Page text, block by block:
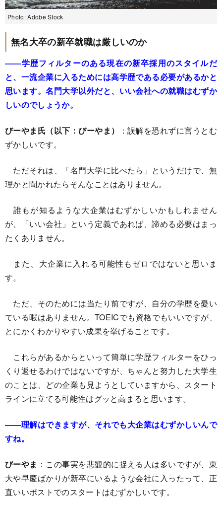
Photo: Adobe Stock
無名大卒の新卒就職は厳しいのか
――学歴フィルターのある現在の新卒採用のスタイルだ
と、一流企業に入るためには高学歴である必要があるかと
思います。名門大学以外だと、いい会社への就職はむずか
しいのでしょうか。
びーやま氏（以下：びーやま）
：誤解を恐れずに言うとむ
ずかしいです。
ただそれは、「名門大学に比べたら」というだけで、無
理かと聞かれたらそんなことはありません。
誰もが知るような大企業はむずかしいかもしれません
が、「いい会社」という定義であれば、諦める必要はまっ
たくありません。
また、大企業に入れる可能性もゼロではないと思いま
す。
ただ、そのためには当たり前ですが、自分の学歴を憂い
ている暇はありません。TOEICでも資格でもいいですが、
とにかくわかりやすい成果を挙げることです。
これらがあるからといって簡単に学歴フィルターをひっ
くり返せるわけではないですが、ちゃんと努力した大学生
のことは、どの企業も見ようとしていますから、スタート
ラインに立てる可能性はグッと高まると思います。
――理解はできますが、それでも大企業はむずかしいんで
すね。
びーやま ：この事実を悲観的に捉える人は多いですが、東
大や早慶ばかりが新卒にいるような会社に入ったって、正
直いいポストでのスタートはむずかしいです。